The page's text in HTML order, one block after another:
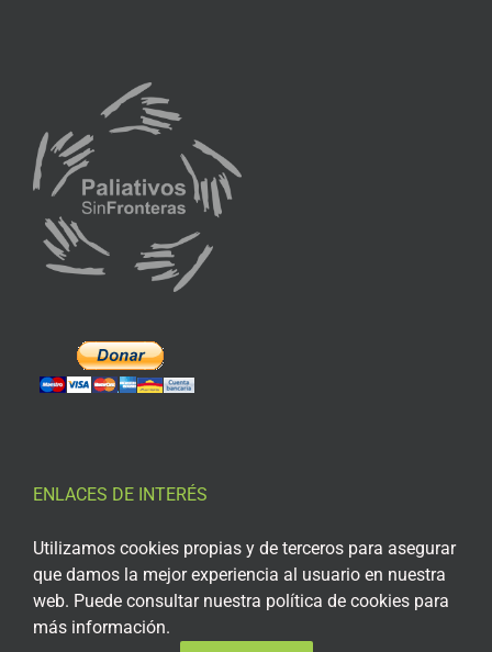
ENLACES DE INTERÉS
Aviso Legal
Política de privacidad
Política de privacidad Redes Sociales
Utilizamos cookies propias y de terceros para asegurar
que damos la mejor experiencia al usuario en nuestra
web. Puede consultar nuestra política de cookies para
más información.